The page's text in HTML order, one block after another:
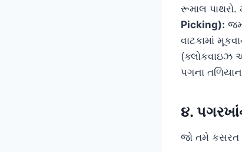
રૂમાલ
Picking):
વાટકામાં
(ક્લોકવાઇઝ
પગના
૪.
જો તમે કસરત